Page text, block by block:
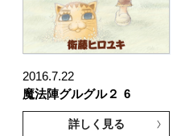
2016.7.22
魔法陣グルグル２ 6
詳しく見る